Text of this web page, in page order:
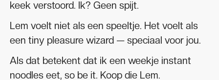
keek verstoord. Ik? Geen spijt.
Lem voelt niet als een speeltje. Het voelt als
een tiny pleasure wizard — speciaal voor jou.
Als dat betekent dat ik een weekje instant
noodles eet, so be it. Koop die Lem.